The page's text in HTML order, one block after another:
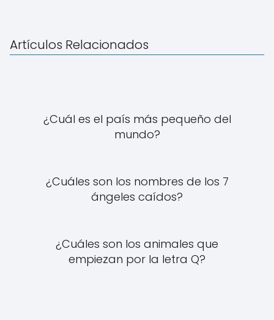
Artículos Relacionados
¿Cuál es el país más pequeño del
mundo?
¿Cuáles son los nombres de los 7
ángeles caídos?
¿Cuáles son los animales que
empiezan por la letra Q?